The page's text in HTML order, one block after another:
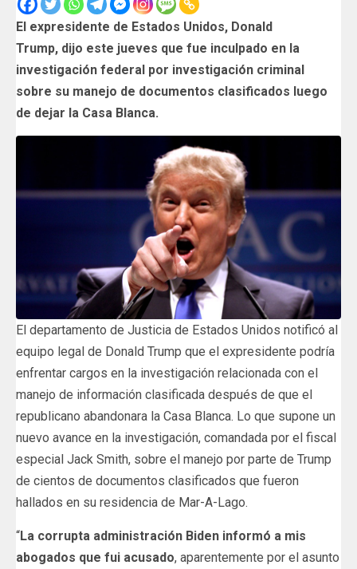
El expresidente de Estados Unidos, Donald
Trump, dijo este jueves que fue inculpado en la
investigación federal por investigación criminal
sobre su manejo de documentos clasificados luego
de dejar la Casa Blanca.
El departamento de Justicia de Estados Unidos notificó al
equipo legal de Donald Trump que el expresidente podría
enfrentar cargos en la investigación relacionada con el
manejo de información clasificada después de que el
republicano abandonara la Casa Blanca. Lo que supone un
nuevo avance en la investigación, comandada por el fiscal
especial Jack Smith, sobre el manejo por parte de Trump
de cientos de documentos clasificados que fueron
hallados en su residencia de Mar-A-Lago.
“La corrupta administración Biden informó a mis
abogados que fui acusado, aparentemente por el asunto